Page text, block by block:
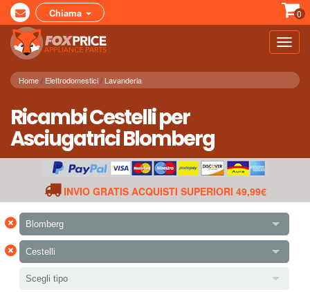
Chiama 0
Home Elettrodomestici Lavanderia
Ricambi Cestelli per
Asciugatrici Blomberg
INVIO GRATIS ACQUISTI SUPERIORI 49,99€
× Blomberg
× Cestelli
Scegli tipo